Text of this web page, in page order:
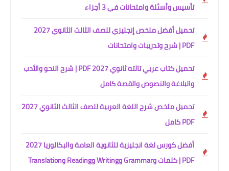
تأسيس وأسئلة وامتحانات في 3 أجزاء
تحميل أفضل ملخص إنجليزي للصف الثالث الثانوي 2027
PDF | شرح وتدريبات وامتحانات
تحميل كتاب عربي تالته ثانوي 2027 PDF | شرح النحو والأدب
والبلاغة والنصوص والقصة كامل
تحميل ملخص شرح اللغة العربية للصف الثالث الثانوي 2027
PDF كامل
أفضل كورس لغة انجليزية للثانوية العامة والبكالوريا 2027
PDF | كلمات وGrammar وWriting وReading وTranslation